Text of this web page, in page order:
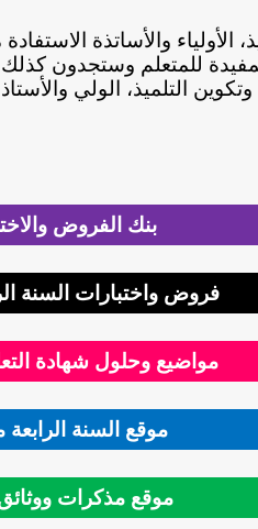
الأولياء والأساتذة
للمتعلم وستجدون
التلميذ، الولي
بنك الفروض
فروض واختبارات السنة
مواضيع وحلول شهادة
موقع السنة
موقع مذكرات ووثائق